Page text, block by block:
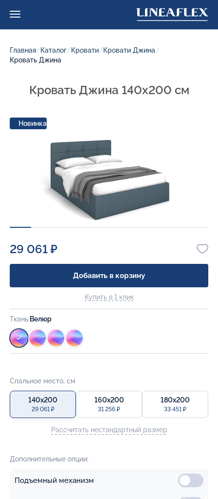
Главная/Каталог/Кровати/Кровати Джина/
Кровать Джина
Кровать Джина 140x200 см
Новинка
29 061 ₽
Добавить в корзину
Купить в 1 клик
Ткань:Велюр
Спальное место, см
140x200
29 061 ₽
160x200
31 256 ₽
180x200
33 451 ₽
Рассчитать нестандартный размер
Дополнительные опции:
Подъемный механизм